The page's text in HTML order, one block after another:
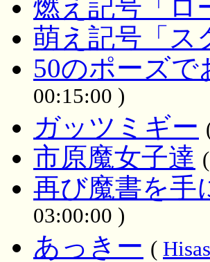
燃え記号「ロ
萌え記号「ス
50のポーズ
00:15:00 )
ガッツミギー
市原魔女子達 (
再び魔書を手
03:00:00 )
あっきー (